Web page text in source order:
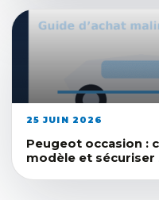
25 JUIN 2026
Peugeot occasion :
modèle et